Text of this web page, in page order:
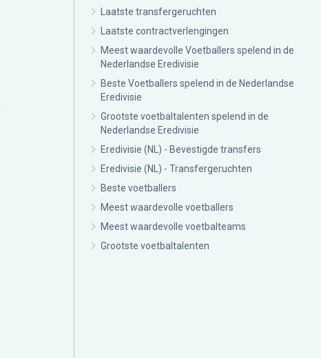
Laatste transfergeruchten
Laatste contractverlengingen
Meest waardevolle Voetballers spelend in de
Nederlandse Eredivisie
Beste Voetballers spelend in de Nederlandse
Eredivisie
Grootste voetbaltalenten spelend in de
Nederlandse Eredivisie
Eredivisie (NL) - Bevestigde transfers
Eredivisie (NL) - Transfergeruchten
Beste voetballers
Meest waardevolle voetballers
Meest waardevolle voetbalteams
Grootste voetbaltalenten